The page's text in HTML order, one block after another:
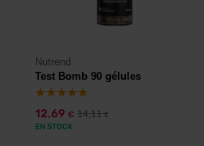
Nutrend
Test Bomb 90 gélules
12,69 € 14,11€
EN STOCK